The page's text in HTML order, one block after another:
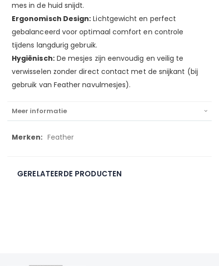
mes in de huid snijdt.
Ergonomisch Design: Lichtgewicht en perfect
gebalanceerd voor optimaal comfort en controle
tijdens langdurig gebruik.
Hygiënisch:De mesjes zijn eenvoudig en veilig te
verwisselen zonder direct contact met de snijkant (bij
gebruik van Feather navulmesjes).
Meer informatie
Meer
Feather
GERELATEERDE PRODUCTEN